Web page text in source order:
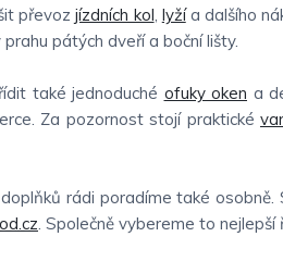
převozjízdních kol, lyžía dalšího
prahu pátých dveří a boční lišty.
také jednoduché ofuky oken a
Za pozornost stojí praktické
rádi poradíme také
. Společně vybereme to nejlepší